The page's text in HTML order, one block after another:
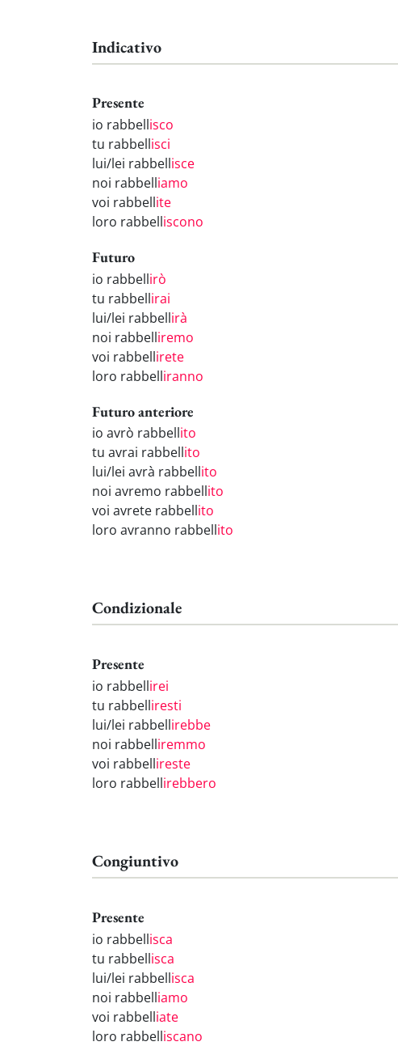
Indicativo
Presente
io rabbellisco
tu rabbellisci
lui/lei rabbellisce
noi rabbelliamo
voi rabbellite
loro rabbelliscono
Futuro
io rabbellirò
tu rabbellirai
lui/lei rabbellirà
noi rabbelliremo
voi rabbellirete
loro rabbelliranno
Futuro anteriore
io avrò rabbellito
tu avrai rabbellito
lui/lei avrà rabbellito
noi avremo rabbellito
voi avrete rabbellito
loro avranno rabbellito
Condizionale
Presente
io rabbellirei
tu rabbelliresti
lui/lei rabbellirebbe
noi rabbelliremmo
voi rabbellireste
loro rabbellirebbero
Congiuntivo
Presente
io rabbellisca
tu rabbellisca
lui/lei rabbellisca
noi rabbelliamo
voi rabbelliate
loro rabbelliscano